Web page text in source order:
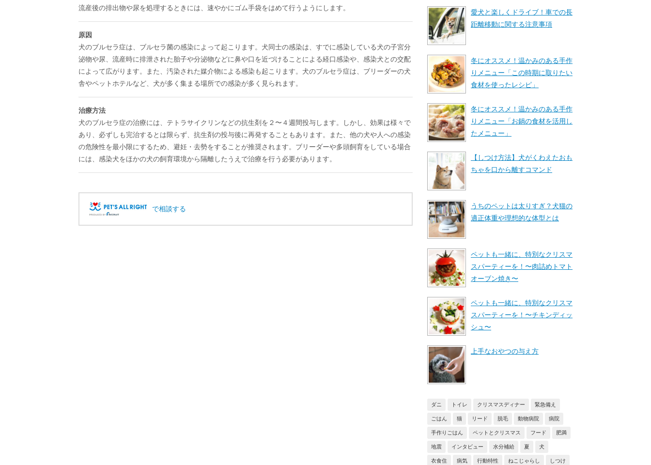
流産後の排出物や尿を処理するときには、速やかにゴム手袋をはめて行うようにします。
原因
犬のブルセラ症は、ブルセラ菌の感染によって起こります。犬同士の感染は、すでに感染している犬の子宮分
泌物や尿、流産時に排泄された胎子や分泌物などに鼻や口を近づけることによる経口感染や、感染犬との交配
によって広がります。また、汚染された媒介物による感染も起こります。犬のブルセラ症は、ブリーダーの犬
舎やペットホテルなど、犬が多く集まる場所での感染が多く見られます。
治療方法
犬のブルセラ症の治療には、テトラサイクリンなどの抗生剤を２〜４週間投与します。しかし、効果は様々で
あり、必ずしも完治するとは限らず、抗生剤の投与後に再発することもあります。また、他の犬や人への感染
の危険性を最小限にするため、避妊・去勢をすることが推奨されます。ブリーダーや多頭飼育をしている場合
には、感染犬をほかの犬の飼育環境から隔離したうえで治療を行う必要があります。
で相談する
愛犬と楽しくドライブ！車での長
距離移動に関する注意事項
冬にオススメ！温かみのある手作
りメニュー「この時期に取りたい
食材を使ったレシピ」
冬にオススメ！温かみのある手作
りメニュー「お鍋の食材を活用し
たメニュー」
【しつけ方法】犬がくわえたおも
ちゃを口から離すコマンド
うちのペットは太りすぎ？犬猫の
適正体重や理想的な体型とは
ペットも一緒に、特別なクリスマ
スパーティーを！〜肉詰めトマト
オーブン焼き〜
ペットも一緒に、特別なクリスマ
スパーティーを！〜チキンディッ
シュ〜
上手なおやつの与え方
ダニ トイレ クリスマスディナー 緊急備え
ごはん 猫 リード 脱毛 動物病院 病院
手作りごはん ペットとクリスマス フード 肥満
地震 インタビュー 水分補給 夏 犬
衣食住 病気 行動特性 ねこじゃらし しつけ